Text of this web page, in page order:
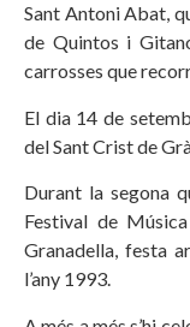
Sant Antoni Abat,
de Quintos i
carrosses que
El dia 14 de
del Sant Crist de
Durant la segona
Festival de
Granadella, festa
l’any 1993.